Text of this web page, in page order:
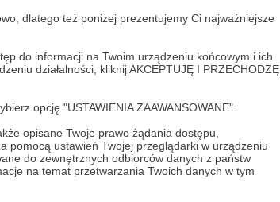
dlatego też poniżej prezentujemy Ci najważniejsze
do informacji na Twoim urządzeniu końcowym i ich
działalności, kliknij AKCEPTUJĘ I PRZECHODZĘ
opcję "USTAWIENIA ZAAWANSOWANE".
opisane Twoje prawo żądania dostępu,
pomocą ustawień Twojej przeglądarki w urządzeniu
do zewnętrznych odbiorców danych z państw
na temat przetwarzania Twoich danych w tym
Patronite
Warszawie, ul. Żwirki i
w celu wykonania
oraz pełnego
wsparcia na naszej